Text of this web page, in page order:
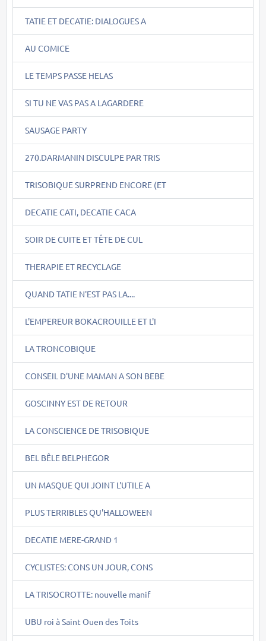
TATIE ET DECATIE: DIALOGUES A
AU COMICE
LE TEMPS PASSE HELAS
SI TU NE VAS PAS A LAGARDERE
SAUSAGE PARTY
270.DARMANIN DISCULPE PAR TRIS
TRISOBIQUE SURPREND ENCORE (ET
DECATIE CATI, DECATIE CACA
SOIR DE CUITE ET TÊTE DE CUL
THERAPIE ET RECYCLAGE
QUAND TATIE N'EST PAS LA....
L'EMPEREUR BOKACROUILLE ET L'I
LA TRONCOBIQUE
CONSEIL D'UNE MAMAN A SON BEBE
GOSCINNY EST DE RETOUR
LA CONSCIENCE DE TRISOBIQUE
BEL BÊLE BELPHEGOR
UN MASQUE QUI JOINT L'UTILE A
PLUS TERRIBLES QU'HALLOWEEN
DECATIE MERE-GRAND 1
CYCLISTES: CONS UN JOUR, CONS
LA TRISOCROTTE: nouvelle manif
UBU roi à Saint Ouen des Toits